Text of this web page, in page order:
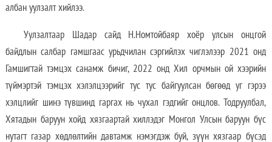
албан уулзалт хийлээ.
Уулзалтаар Шадар сайд Н.Номтойбаяр хоёр улсын онцгой
байдлын салбар гамшгаас урьдчилан сэргийлэх чиглэлээр 2021 онд
Гамшигтай тэмцэх санамж бичиг, 2022 онд Хил орчмын ой хээрийн
түймэртэй тэмцэх хэлэлцээрийг тус тус байгуулсан бөгөөд уг гэрээ
хэлцлийг шинэ түвшинд гаргах нь чухал гэдгийг онцлов. Тодруулбал,
Хятадын баруун хойд хязгаартай хиллэдэг Монгол Улсын баруун бүс
нутагт газар хөдлөлтийн давтамж нэмэгдэж буй, зүүн хязгаар бүсэд